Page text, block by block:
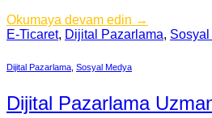
Okumaya devam edin →
E-Ticaret, Dijital Pazarlama, Sosyal
Dijital Pazarlama Sosyal Medya
Dijital Pazarlama